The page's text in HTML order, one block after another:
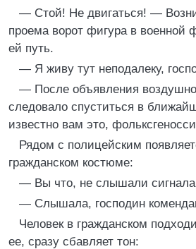
— Стой! Не двигаться! —
проема ворот фигура в военной
ей путь.
— Я живу тут неподалеку,
— После объявления
следовало спуститься в
известно вам это,
Рядом с полицейским
гражданском костюме:
— Вы что, не слышали сигнала
— Слышала, господин
Человек в гражданском
ее, сразу сбавляет тон: